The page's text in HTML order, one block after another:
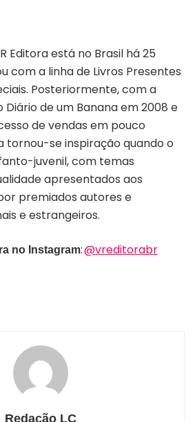
Editora está no Brasil há 25
com a linha de Livros Presentes
Posteriormente, com a
de um Banana em 2008 e
de vendas em pouco
tornou-se inspiração quando o
juvenil, com temas
apresentados aos
premiados autores e
e estrangeiros.
no Instagram:@vreditorabr
Redação LC